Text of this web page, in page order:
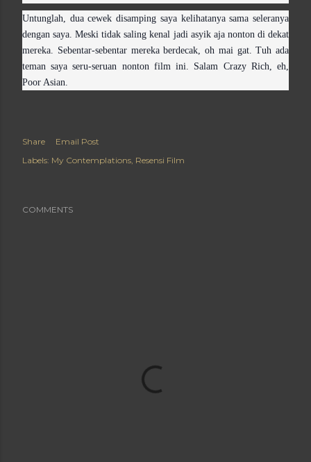
Untunglah, dua cewek disamping saya kelihatanya sama seleranya
dengan saya. Meski tidak saling kenal jadi asyik aja nonton di dekat
mereka. Sebentar-sebentar mereka berdecak, oh mai gat. Tuh ada
teman saya seru-seruan nonton film ini. Salam Crazy Rich, eh,
Poor Asian.
Share
Email Post
Labels: My Contemplations Resensi Film
COMMENTS